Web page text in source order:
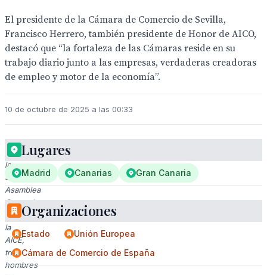
El presidente de la Cámara de Comercio de Sevilla,
Francisco Herrero, también presidente de Honor de AICO,
destacó que “la fortaleza de las Cámaras reside en su
trabajo diario junto a las empresas, verdaderas creadoras
de empleo y motor de la economía”.
10 de octubre de 2025 a las 00:33
En
la
52
Asamblea
General
de
la
AICE,
tres
hombres
Lugares
Madrid Canarias Gran Canaria
Organizaciones
Estado
Unión Europea
Cámara de Comercio de España